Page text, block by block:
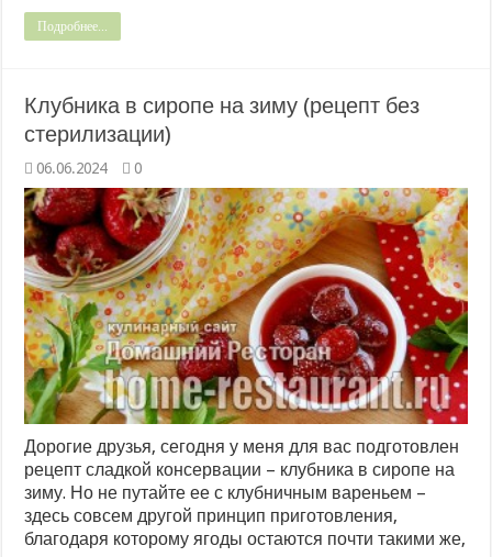
Подробнее...
Клубника в сиропе на зиму (рецепт без
стерилизации)
06.06.2024 0
Дорогие друзья, сегодня у меня для вас подготовлен
рецепт сладкой консервации – клубника в сиропе на
зиму. Но не путайте ее с клубничным вареньем –
здесь совсем другой принцип приготовления,
благодаря которому ягоды остаются почти такими же,